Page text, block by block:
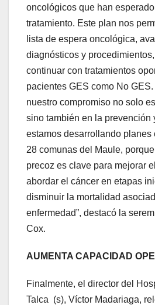
oncológicos que han
tratamiento. Este plan nos
lista de espera oncológica,
diagnósticos y
continuar con tratamientos
pacientes GES como No
nuestro compromiso no solo
sino también en la prevención
estamos desarrollando planes
28 comunas del Maule,
precoz es clave para mejorar
abordar el cáncer en etapas
disminuir la mortalidad
enfermedad”, destacó la
Cox.
AUMENTA CAPACIDAD
Finalmente, el director del
Talca (s), Víctor Madariaga,